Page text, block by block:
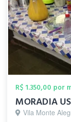
R$ 1.350,00 por
MORADIA
Vila Monte